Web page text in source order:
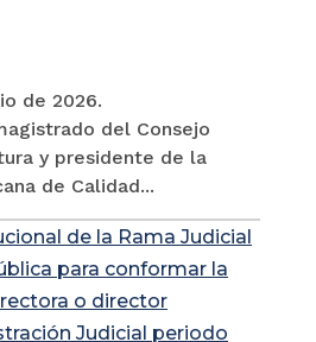
de 2026.
del Consejo
y presidente de la
de Calidad...
de la Rama Judicial
para conformar la
o director
Judicial periodo